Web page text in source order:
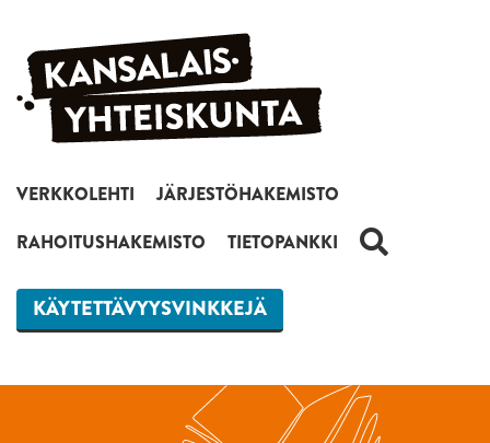
Siirry sisältöön
VERKKOLEHTI
JÄRJESTÖHAKEMISTO
RAHOITUSHAKEMISTO
TIETOPANKKI HAKU
KÄYTETTÄVYYSVINKKEJÄ